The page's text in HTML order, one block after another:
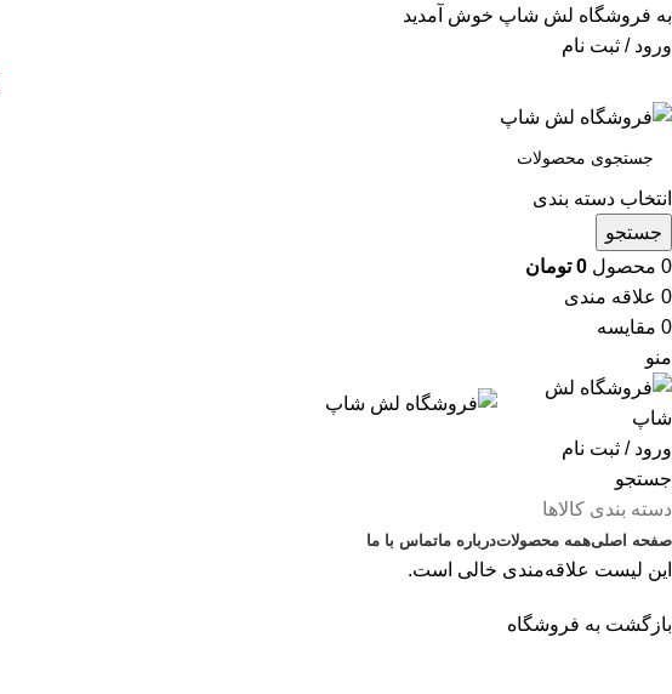
به فروشگاه لش شاپ خوش آمدید
ورود / ثبت نام
انتخاب دسته بندی
جستجو
0 محصول 0 تومان
0 علاقه مندی
0 مقایسه
منو
ورود / ثبت نام
جستجو
دسته بندی کالاها
صفحه اصلیهمه محصولاتدرباره ماتماس با ما
این لیست علاقه‌مندی خالی است.
بازگشت به فروشگاه